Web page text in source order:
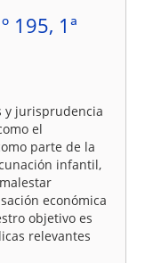
195, 1ª
y jurisprudencia
el
parte de la
infantil,
económica
objetivo es
relevantes